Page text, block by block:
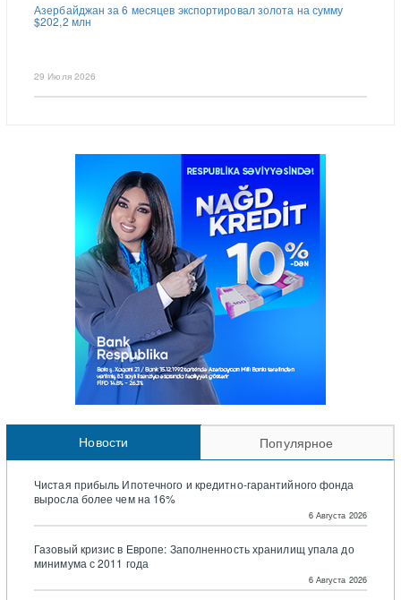
Азербайджан за 6 месяцев экспортировал золота на сумму
$202,2 млн
29 Июля 2026
Новости Популярное
Чистая прибыль Ипотечного и кредитно-гарантийного фонда
выросла более чем на 16%
6 Августа 2026
Газовый кризис в Европе: Заполненность хранилищ упала до
минимума с 2011 года
6 Августа 2026